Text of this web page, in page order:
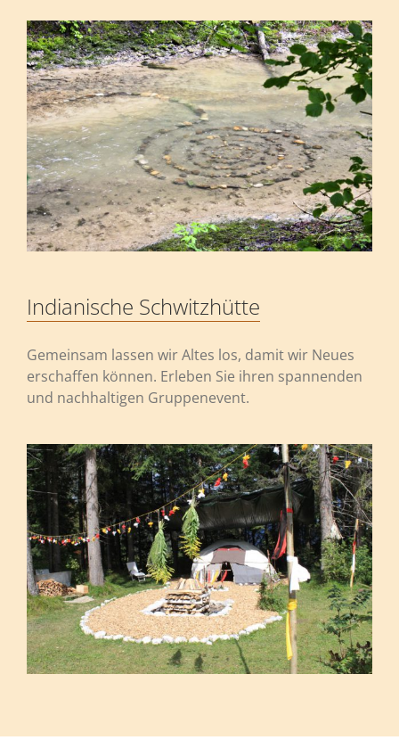
Indianische Schwitzhütte
Gemeinsam lassen wir Altes los, damit wir Neues
erschaffen können. Erleben Sie ihren spannenden
und nachhaltigen Gruppenevent.